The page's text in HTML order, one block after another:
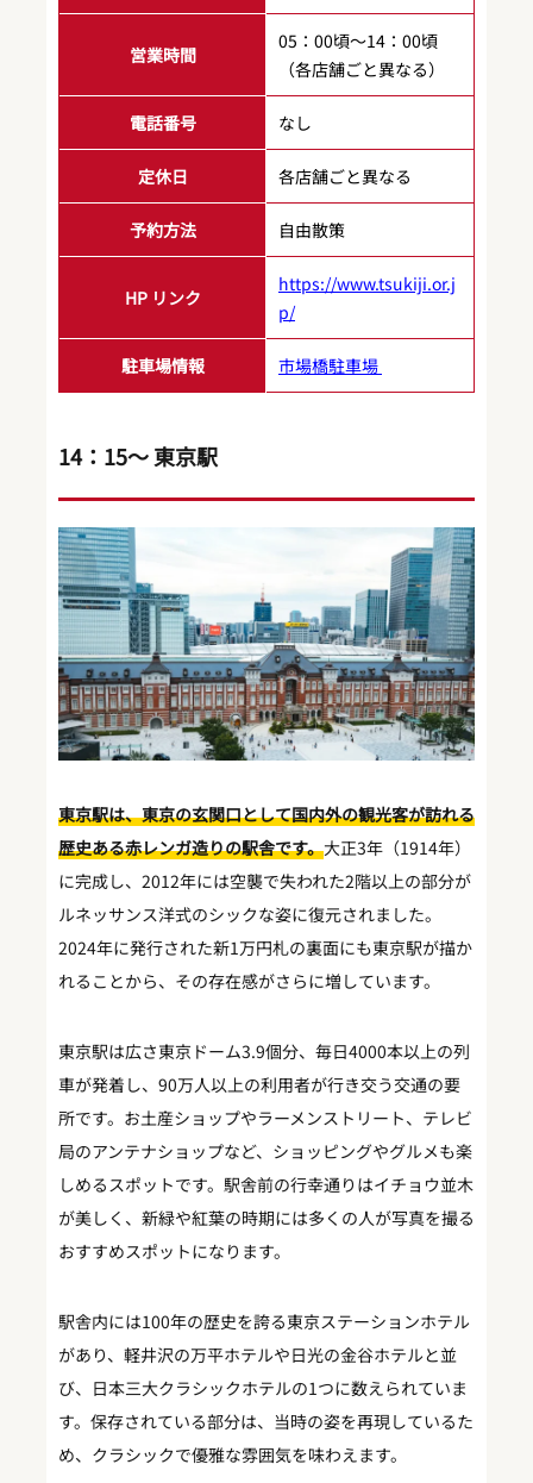
営業時間
05：00頃～14：00頃
（各店舗ごと異なる）
電話番号 なし
定休日 各店舗ごと異なる
予約方法 自由散策
HP リンク
https://www.tsukiji.or.j
p/
駐車場情報 市場橋駐車場
14：15～ 東京駅
東京駅は、東京の玄関口として国内外の観光客が訪れる
歴史ある赤レンガ造りの駅舎です。大正3年（1914年）
に完成し、2012年には空襲で失われた2階以上の部分が
ルネッサンス洋式のシックな姿に復元されました。
2024年に発行された新1万円札の裏面にも東京駅が描か
れることから、その存在感がさらに増しています。
東京駅は広さ東京ドーム3.9個分、毎日4000本以上の列
車が発着し、90万人以上の利用者が行き交う交通の要
所です。お土産ショップやラーメンストリート、テレビ
局のアンテナショップなど、ショッピングやグルメも楽
しめるスポットです。駅舎前の行幸通りはイチョウ並木
が美しく、新緑や紅葉の時期には多くの人が写真を撮る
おすすめスポットになります。
駅舎内には100年の歴史を誇る東京ステーションホテル
があり、軽井沢の万平ホテルや日光の金谷ホテルと並
び、日本三大クラシックホテルの1つに数えられていま
す。保存されている部分は、当時の姿を再現しているた
め、クラシックで優雅な雰囲気を味わえます。